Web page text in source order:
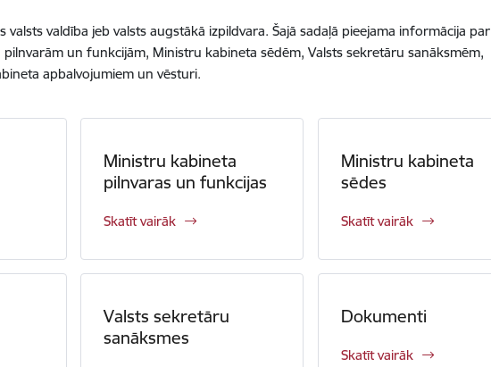
valsts valdība jeb valsts augstākā izpildvara. Šajā sadaļā pieejama informācija par
un funkcijām, Ministru kabineta sēdēm, Valsts sekretāru sanāksmēm,
apbalvojumiem un vēsturi.
Ministru kabineta
pilnvaras un funkcijas
Skatīt vairāk
Ministru kabineta
sēdes
Skatīt vairāk
Valsts sekretāru
sanāksmes
Dokumenti
Skatīt vairāk